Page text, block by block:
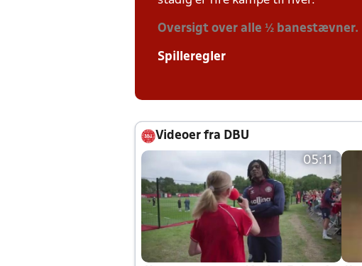
Oversigt over alle ½ banestævner.
Spilleregler
Videoer fra DBU
05:11